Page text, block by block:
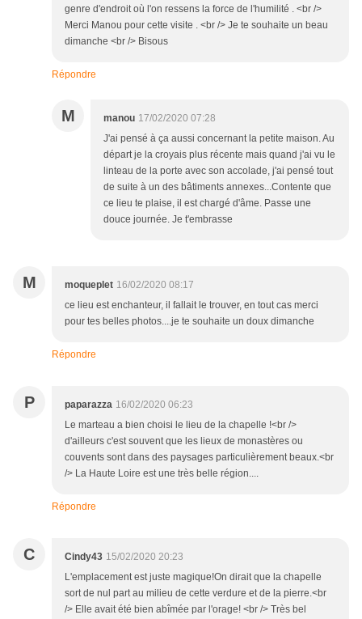
genre d'endroit où l'on ressens la force de l'humilité . <br />
Merci Manou pour cette visite . <br /> Je te souhaite un beau
dimanche <br /> Bisous
Répondre
M manou 17/02/2020 07:28
J'ai pensé à ça aussi concernant la petite maison. Au
départ je la croyais plus récente mais quand j'ai vu le
linteau de la porte avec son accolade, j'ai pensé tout
de suite à un des bâtiments annexes...Contente que
ce lieu te plaise, il est chargé d'âme. Passe une
douce journée. Je t'embrasse
M moqueplet 16/02/2020 08:17
ce lieu est enchanteur, il fallait le trouver, en tout cas merci
pour tes belles photos....je te souhaite un doux dimanche
Répondre
P paparazza 16/02/2020 06:23
Le marteau a bien choisi le lieu de la chapelle !<br />
d'ailleurs c'est souvent que les lieux de monastères ou
couvents sont dans des paysages particulièrement beaux.<br
/> La Haute Loire est une très belle région....
Répondre
C Cindy43 15/02/2020 20:23
L'emplacement est juste magique!On dirait que la chapelle
sort de nul part au milieu de cette verdure et de la pierre.<br
/> Elle avait été bien abîmée par l'orage! <br /> Très bel